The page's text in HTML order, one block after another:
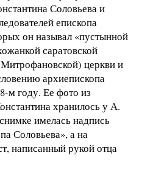
Соловьева и
епископа
он называл «пустынной
саратовской
церкви и
архиепископа
м году. Ее фото из
хранилось у А.
имелась надпись
Соловьева», а на
написанный рукой отца